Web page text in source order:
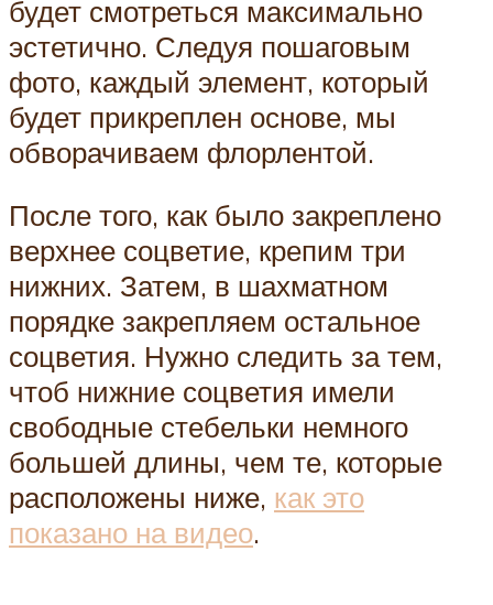
будет смотреться максимально
эстетично. Следуя пошаговым
фото, каждый элемент, который
будет прикреплен основе, мы
обворачиваем флорлентой.
После того, как было закреплено
верхнее соцветие, крепим три
нижних. Затем, в шахматном
порядке закрепляем остальное
соцветия. Нужно следить за тем,
чтоб нижние соцветия имели
свободные стебельки немного
большей длины, чем те, которые
расположены ниже, как это
показано на видео.